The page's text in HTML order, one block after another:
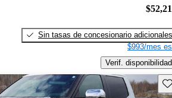
Sin tasas de concesionario adicionales
$993/mes
Verif. disponibilidad